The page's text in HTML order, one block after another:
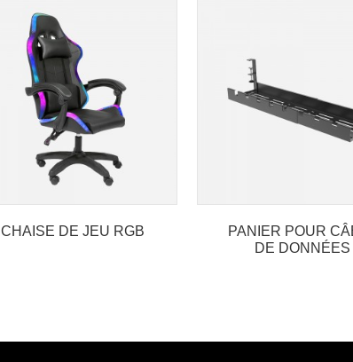
CHAISE DE JEU RGB
PANIER POUR
DE DONNÉES